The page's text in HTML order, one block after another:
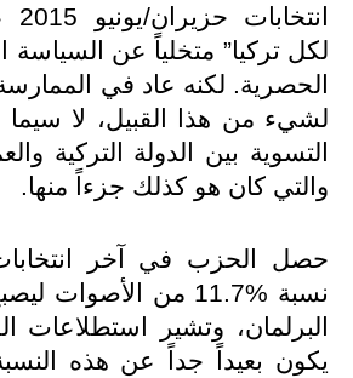
لكل تركيا” متخلياً عن السياسة
الحصرية. لكنه عاد في
لشيء من هذا القبيل، لا سيما
التسوية بين الدولة التركية
والتي كان هو كذلك جزءاً منها.
حصل الحزب في آخر
نسبة %11.7 من
البرلمان، وتشير استطلاعات
يكون بعيداً جداً عن هذه